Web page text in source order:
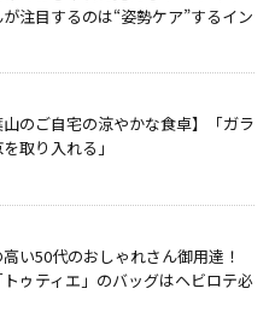
注目するのは“姿勢ケア”するイン
のご自宅の涼やかな食卓】「ガラ
取り入れる」
高い50代のおしゃれさん御用達！
ゥティエ」のバッグはヘビロテ必